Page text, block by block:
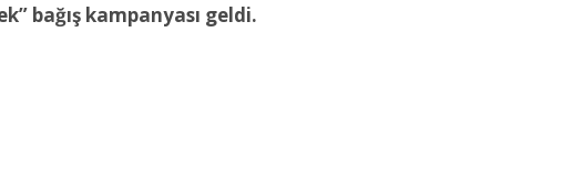
bağış kampanyası geldi.